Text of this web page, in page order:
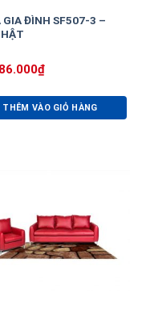
GIA ĐÌNH SF507-3 –
₫
THÊM VÀO GIỎ HÀNG